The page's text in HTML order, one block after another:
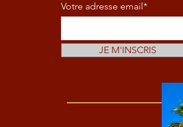
Votre adresse email*
JE M'INSCRIS